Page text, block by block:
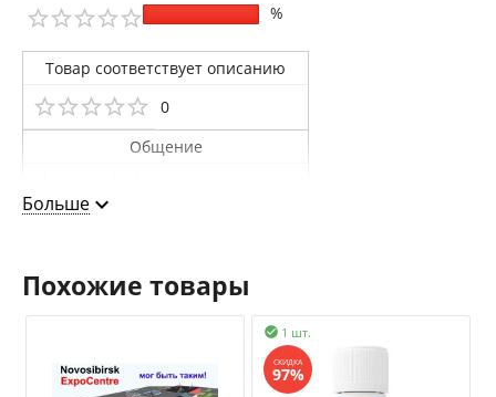
%
Товар соответствует описанию
0
Общение
Больше
Похожие товары
1 шт.

СКИДКА
97%